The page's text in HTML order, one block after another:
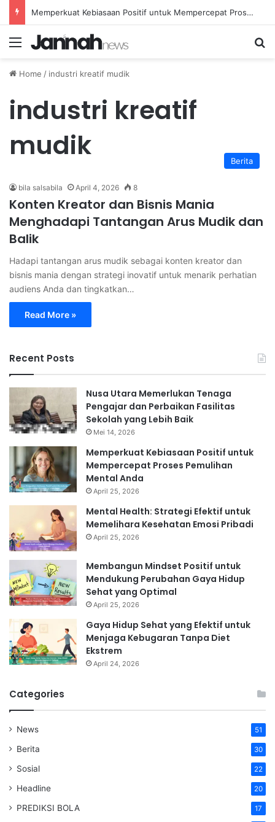
Memperkuat Kebiasaan Positif untuk Mempercepat Proses Pemulihan Mental Anda
Menu
Home / industri kreatif mudik
industri kreatif
mudik
Berita
bila salsabila April 4, 2026 8
Konten Kreator dan Bisnis Mania
Menghadapi Tantangan Arus Mudik dan
Balik
Hadapi tantangan arus mudik sebagai konten kreator dan
bisnis mania dengan strategi inovatif untuk menarik perhatian
audiens Anda dan tingkatkan…
Read More »
Recent Posts
Nusa Utara Memerlukan Tenaga
Pengajar dan Perbaikan Fasilitas
Sekolah yang Lebih Baik
Mei 14, 2026
Memperkuat Kebiasaan Positif untuk
Mempercepat Proses Pemulihan
Mental Anda
April 25, 2026
Mental Health: Strategi Efektif untuk
Memelihara Kesehatan Emosi Pribadi
April 25, 2026
Membangun Mindset Positif untuk
Mendukung Perubahan Gaya Hidup
Sehat yang Optimal
April 25, 2026
Gaya Hidup Sehat yang Efektif untuk
Menjaga Kebugaran Tanpa Diet
Ekstrem
April 24, 2026
Categories
News 51
Berita 30
Sosial 22
Headline 20
PREDIKSI BOLA 17